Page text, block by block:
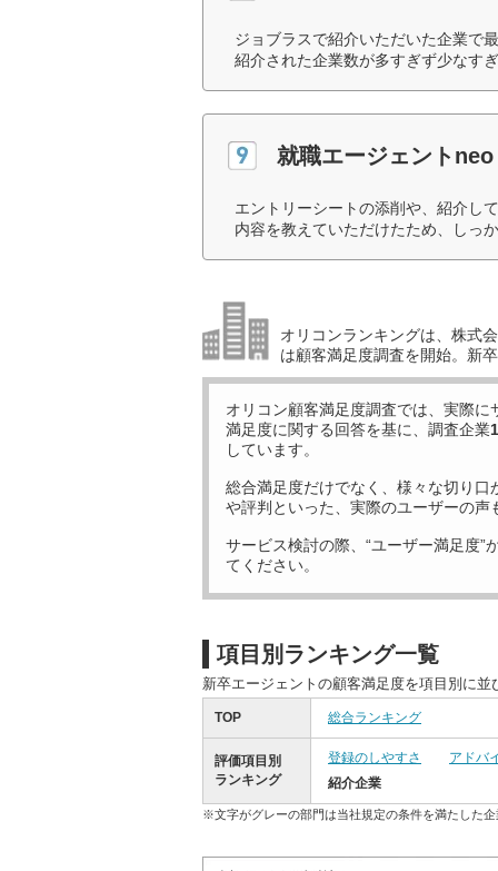
ジョブラスで紹介いただいた企業で
紹介された企業数が多すぎず少なす
就職エージェントneo
エントリーシートの添削や、紹介し
内容を教えていただけたため、しっ
オリコンランキングは、株式
は顧客満足度調査を開始。新
オリコン顧客満足度調査では、実際に
満足度に関する回答を基に、調査企業
しています。
総合満足度だけでなく、様々な切り口
や評判といった、実際のユーザーの声
サービス検討の際、“ユーザー満足度”
てください。
項目別ランキング一覧
新卒エージェントの顧客満足度を項目別に
TOP 総合ランキング
評価項目別
ランキング
登録のしやすさ
アドバ
紹介企業
※文字がグレーの部門は当社規定の条件を満たした